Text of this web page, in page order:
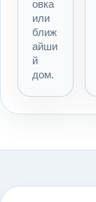
овка
или
ближ
айши
й
дом.